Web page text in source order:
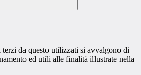
da questo utilizzati si avvalgono di
ed utili alle finalità illustrate nella